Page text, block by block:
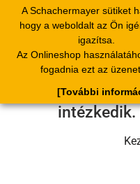
A Schachermayer sütiket
hogy a weboldalt az Ön
igazítsa.
Az Onlineshop
fogadnia ezt az
[További
navigation
Sajnos